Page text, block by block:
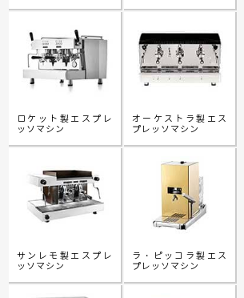
ロケット製エスプレ
ッソマシン
オーケストラ製エス
プレッソマシン
サンレモ製エスプレ
ッソマシン
ラ・ピッコラ製エス
プレッソマシン